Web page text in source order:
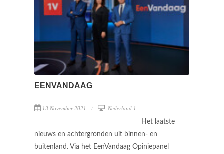
EENVANDAAG
13 November 2021 Nederland 1
Het laatste
nieuws en achtergronden uit binnen- en
buitenland. Via het EenVandaag Opiniepanel